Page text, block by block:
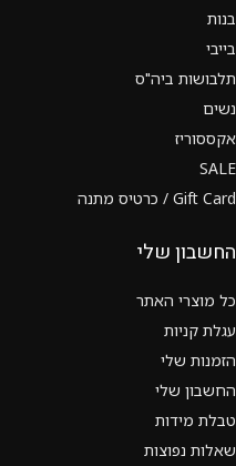
בנות
בייבי
תלבושות ביה"ס
נשים
אקססוריז
SALE
Gift Card / כרטיס מתנה
החשבון שלי
כל מוצרי האתר
עגלת קניות
הזמנות שלי
החשבון שלי
טבלת מידות
שאלות נפוצות